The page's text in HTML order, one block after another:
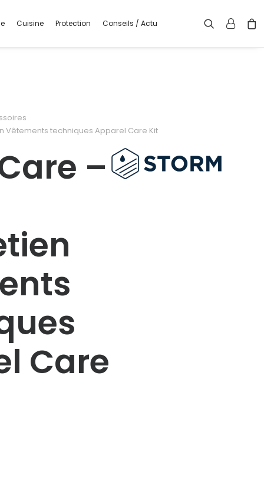
Cuisine Protection Conseils / Actu
Vêtements techniques Apparel Care Kit
–
Care